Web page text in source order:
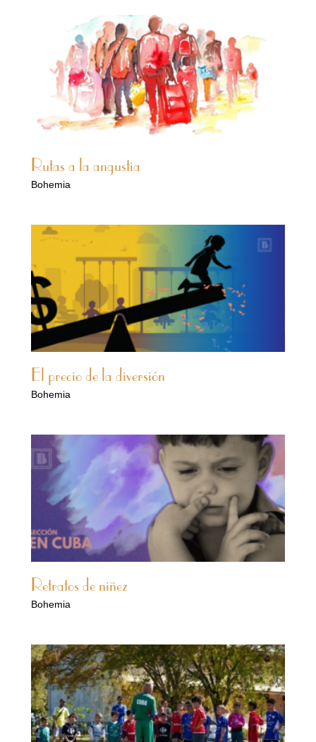
Rutas a la angustia
Bohemia
El precio de la diversión
Bohemia
Retratos de niñez
Bohemia